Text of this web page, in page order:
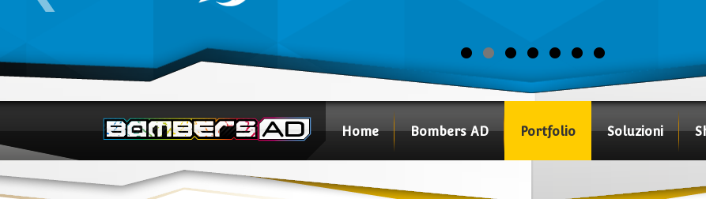
Home Bombers AD Portfolio Soluzioni